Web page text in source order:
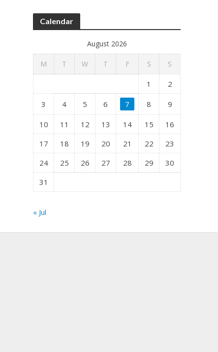
Calendar
August 2026
M T W T F S S
1 2
3 4 5 6 7 8 9
10 11 12 13 14 15
16
17
18 19 20 21 22
23
24
25 26 27 28 29
30
31
« Jul